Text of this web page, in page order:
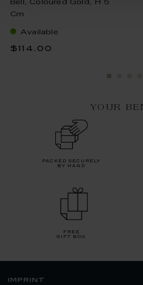
Bell, Coloured Gold, H 5
Cm
Available
$114.00
YOUR
packed securely
by hand
free
gift box
imprint